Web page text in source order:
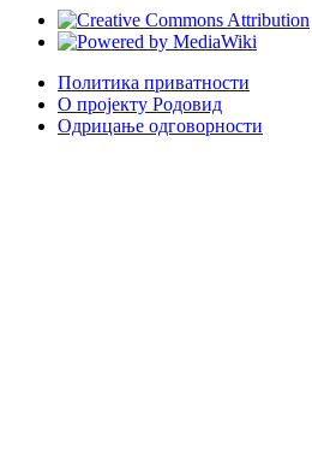
Политика приватности
О пројекту Родовид
Одрицање одговорности